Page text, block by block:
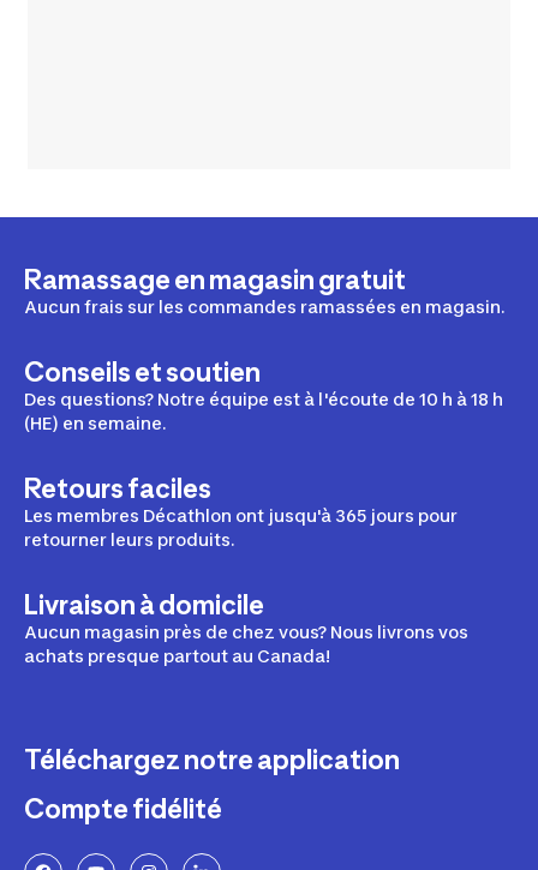
Ramassage en magasin gratuit
Aucun frais sur les commandes ramassées en magasin.
Conseils et soutien
Des questions? Notre équipe est à l'écoute de 10 h à 18 h
(HE) en semaine.
Retours faciles
Les membres Décathlon ont jusqu'à 365 jours pour
retourner leurs produits.
Livraison à domicile
Aucun magasin près de chez vous? Nous livrons vos
achats presque partout au Canada!
Téléchargez notre application
Compte fidélité